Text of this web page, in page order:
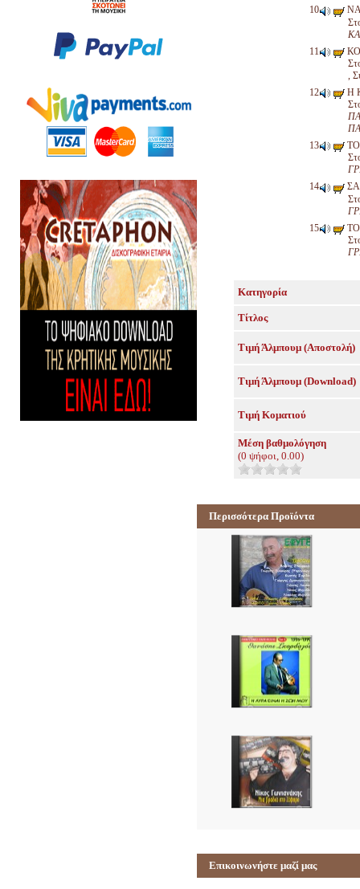
ΝΑ
,
Η
ΤΟ
ΤΟ
Κατηγορία
Τίτλος
Τιμή Άλμπουμ (Αποστολή)
Τιμή Άλμπουμ (Download)
Τιμή Κοματιού
Μέση βαθμολόγηση
(0 ψήφοι, 0.00)
Περισσότερα Προϊόντα
Επικοινωνήστε μαζί μας